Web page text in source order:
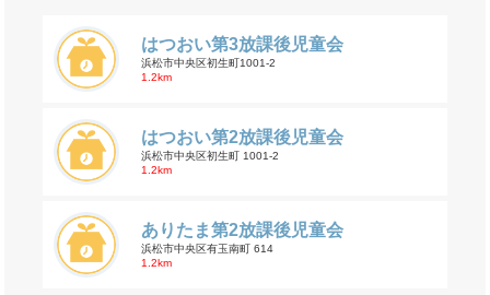
はつおい第3放課後児童会
浜松市中央区初生町1001-2
1.2km
はつおい第2放課後児童会
浜松市中央区初生町 1001-2
1.2km
ありたま第2放課後児童会
浜松市中央区有玉南町 614
1.2km